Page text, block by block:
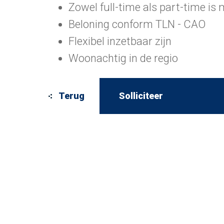
Zowel full-time als part-time is
Beloning conform TLN - CAO
Flexibel inzetbaar zijn
Woonachtig in de regio